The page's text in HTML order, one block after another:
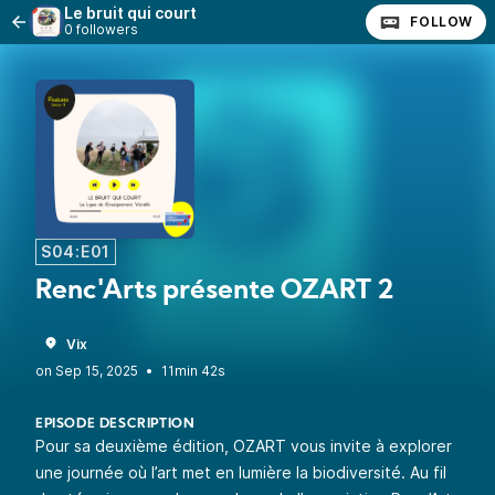
Le bruit qui court
0 followers FOLLOW
S04:E01
Renc'Arts présente OZART 2
Vix
•
11min 42s
EPISODE DESCRIPTION
Pour sa deuxième édition, OZART vous invite à explorer
une journée où l’art met en lumière la biodiversité. Au fil